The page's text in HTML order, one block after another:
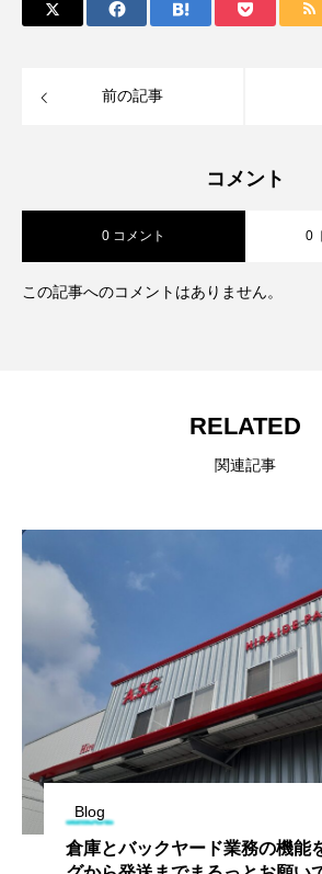
前の記事
コメント
0 コメント 0
この記事へのコメントはありません。
RELATED
関連記事
Blog
倉庫とバックヤード業務の機能